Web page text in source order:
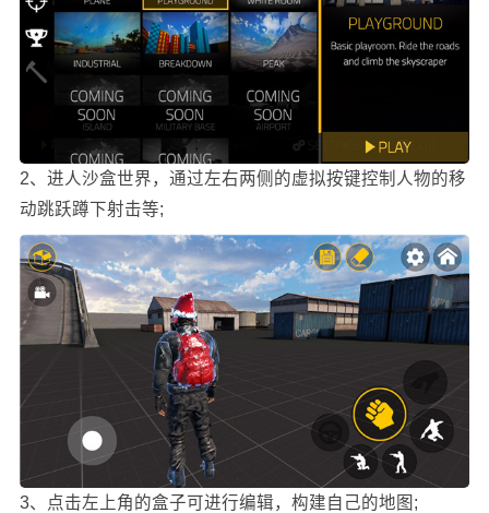
2、进人沙盒世界，通过左右两侧的虚拟按键控制人物的移
动跳跃蹲下射击等;
3、点击左上角的盒子可进行编辑，构建自己的地图;